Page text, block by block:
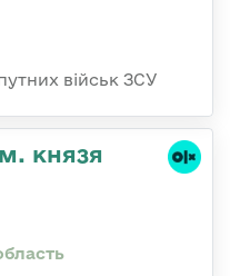
військ ЗСУ
князя